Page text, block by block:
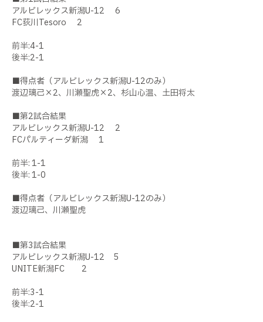
アルビレックス新潟U-12 6
FC荻川Tesoro 2
前半:4-1
後半:2-1
■得点者（アルビレックス新潟U-12のみ）
渡辺璃己×2、川瀬聖虎×2、杉山心温、土田将太
■第2試合結果
アルビレックス新潟U-12 2
FCパルティーダ新潟 1
前半: 1-1
後半: 1-0
■得点者（アルビレックス新潟U-12のみ）
渡辺璃己、川瀬聖虎
■第3試合結果
アルビレックス新潟U-12 5
UNITE新潟FC
2
前半:3-1
後半:2-1